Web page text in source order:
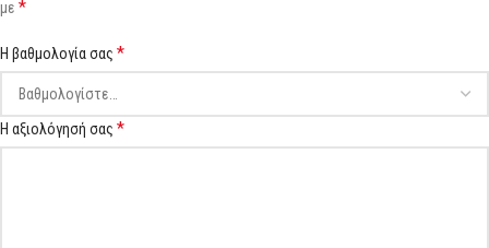
με *
Η βαθμολογία σας *
Η αξιολόγησή σας *